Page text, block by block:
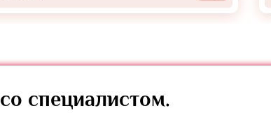
со специалистом.